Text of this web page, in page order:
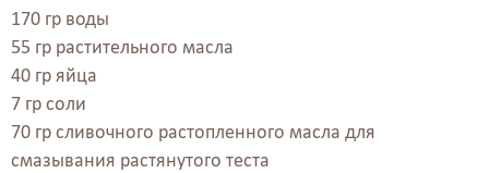
170 гр воды
55 гр растительного масла
40 гр яйца
7 гр соли
70 гр сливочного растопленного масла для
смазывания растянутого теста